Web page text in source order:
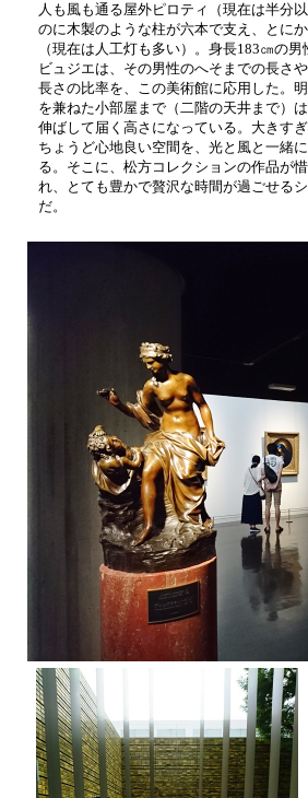
人も風も通る屋外ピロティ（現在は半分
のに木製のような柱が六本で支え、とに
（現在は人工灯も多い）。身長183㎝の
ビュジエは、その男性のへそまでの長さ
長さの比率を、この美術館に応用した。
を兼ねた小部屋まで（二階の天井まで）
伸ばして届く高さになっている。大きすぎ
ちょうど心地良い空間を、光と風と一緒
る。そこに、松方コレクションの作品が
れ、とても豊かで贅沢な時間が過ごせる
だ。